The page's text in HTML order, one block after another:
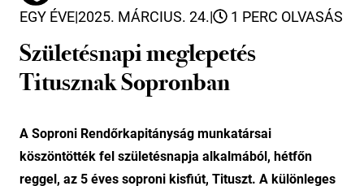
EGY ÉVE|2025. MÁRCIUS. 24.| 1 PERC OLVASÁS
Születésnapi meglepetés
Titusznak Sopronban
A Soproni Rendőrkapitányság munkatársai
köszöntötték fel születésnapja alkalmából, hétfőn
reggel, az 5 éves soproni kisfiút, Tituszt. A különleges